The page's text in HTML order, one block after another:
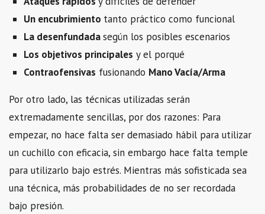
Un encubrimiento tanto práctico como funcional
La desenfundadasegún los posibles escenarios
Los objetivos principales y el porqué
Contraofensivas fusionando Mano Vacía/Arma
Por otro lado, las técnicas utilizadas serán
extremadamente sencillas, por dos razones: Para
empezar, no hace falta ser demasiado hábil para utilizar
un cuchillo con eficacia, sin embargo hace falta temple
para utilizarlo bajo estrés. Mientras más sofisticada sea
una técnica, más probabilidades de no ser recordada
bajo presión.